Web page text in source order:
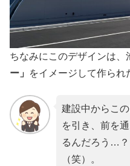
ちなみにこのデザインは、
ー」
をイメージして作られ
建設中からこ
を引き、前を
るんだろう…
（笑）。